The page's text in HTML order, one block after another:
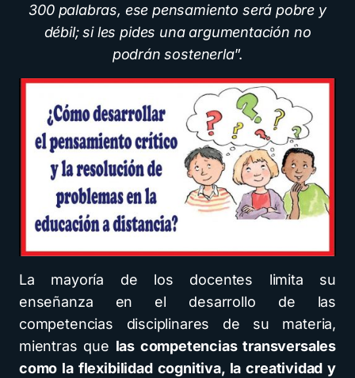
300 palabras, ese pensamiento será pobre y
débil; si les pides una argumentación no
podrán sostenerla”.
La mayoría de los docentes limita su
enseñanza en el desarrollo de las
competencias disciplinares de su materia,
mientras que las competencias transversales
como la flexibilidad cognitiva, la creatividad y